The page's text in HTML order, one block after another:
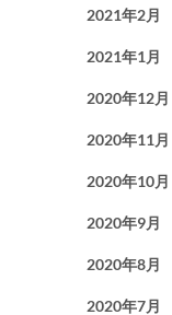
2021年2月
2021年1月
2020年12月
2020年11月
2020年10月
2020年9月
2020年8月
2020年7月